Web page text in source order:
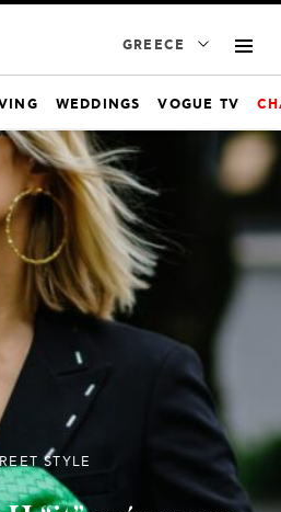
GREECE
WEDDINGS VOGUE TV
STYLE